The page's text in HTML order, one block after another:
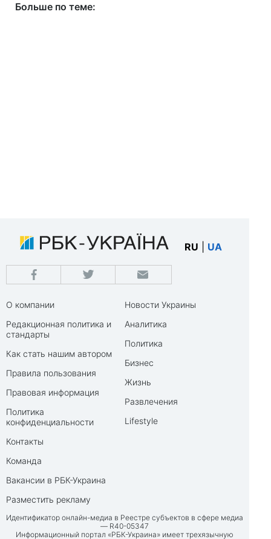
Больше по теме:
RU UA
О компании
Редакционная политика и
стандарты
Как стать нашим автором
Правила пользования
Правовая информация
Политика
конфиденциальности
Контакты
Команда
Вакансии в РБК-Украина
Разместить рекламу
Новости Украины
Аналитика
Политика
Бизнес
Жизнь
Развлечения
Lifestyle
Идентификатор онлайн-медиа в Реестре субъектов в сфере медиа
— R40-05347
Информационный портал «РБК-Украина» имеет трехязычную